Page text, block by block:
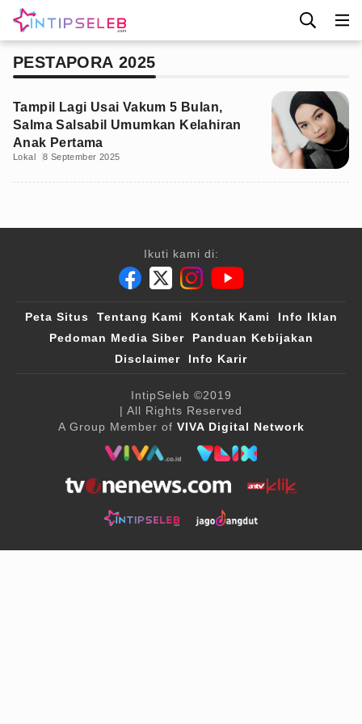
PESTAPORA 2025
Tampil Lagi Usai Vakum 5 Bulan,
Salma Salsabil Umumkan Kelahiran
Anak Pertama
Lokal 8 September 2025
Ikuti kami di:
Peta Situs Tentang Kami Kontak Kami
Info Iklan
Pedoman Media Siber
Panduan Kebijakan
Disclaimer
Info Karir
IntipSeleb ©2019
| All Rights Reserved
A Group Member of VIVA Digital Network